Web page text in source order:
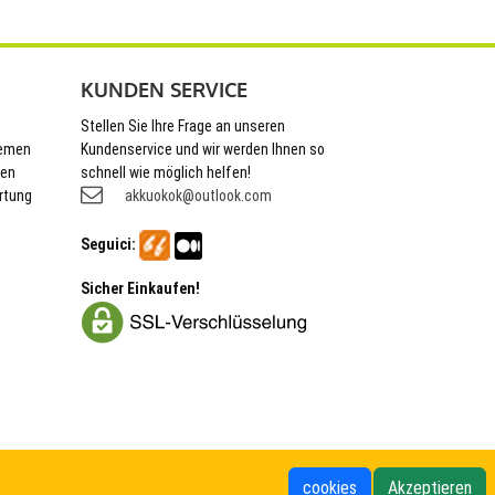
KUNDEN SERVICE
Stellen Sie Ihre Frage an unseren
Kundenservice und wir werden Ihnen so
schnell wie möglich helfen!
akkuokok@outlook.com
Seguici:
Sicher Einkaufen!
cookies Akzeptieren